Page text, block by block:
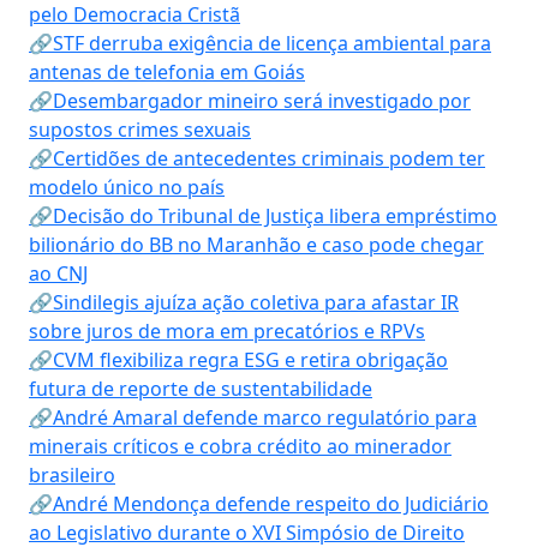
pelo Democracia Cristã
🔗STF derruba exigência de licença ambiental para
antenas de telefonia em Goiás
🔗Desembargador mineiro será investigado por
supostos crimes sexuais
🔗Certidões de antecedentes criminais podem ter
modelo único no país
🔗Decisão do Tribunal de Justiça libera empréstimo
bilionário do BB no Maranhão e caso pode chegar
ao CNJ
🔗Sindilegis ajuíza ação coletiva para afastar IR
sobre juros de mora em precatórios e RPVs
🔗CVM flexibiliza regra ESG e retira obrigação
futura de reporte de sustentabilidade
🔗André Amaral defende marco regulatório para
minerais críticos e cobra crédito ao minerador
brasileiro
🔗André Mendonça defende respeito do Judiciário
ao Legislativo durante o XVI Simpósio de Direito